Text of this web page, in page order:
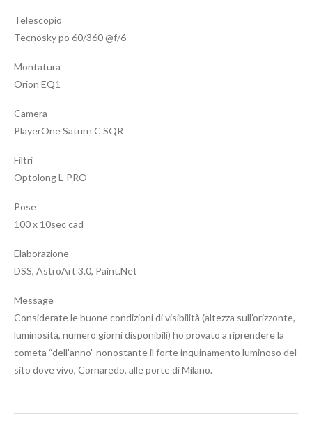
Telescopio
Tecnosky po 60/360 @f/6
Montatura
Orion EQ1
Camera
PlayerOne Saturn C SQR
Filtri
Optolong L-PRO
Pose
100 x 10sec cad
Elaborazione
DSS, AstroArt 3.0, Paint.Net
Message
Considerate le buone condizioni di visibilità (altezza sull’orizzonte,
luminosità, numero giorni disponibili) ho provato a riprendere la
cometa “dell’anno” nonostante il forte inquinamento luminoso del
sito dove vivo, Cornaredo, alle porte di Milano.